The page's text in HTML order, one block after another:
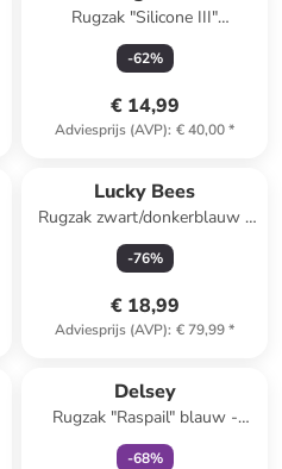
Rugzak "Silicone III"
roze/zwart - (B)25,5 x (H)45 x
(D)12 cm
-62%
€ 14,99
Adviesprijs (AVP): € 40,00*
Lucky Bees
Rugzak zwart/donkerblauw -
(B)30 x (H)35 x (D)13 cm
-76%
€ 18,99
Adviesprijs (AVP): € 79,99*
Delsey
Rugzak "Raspail" blauw -
(B)30 x (H)48 x (D)17 cm
-68%